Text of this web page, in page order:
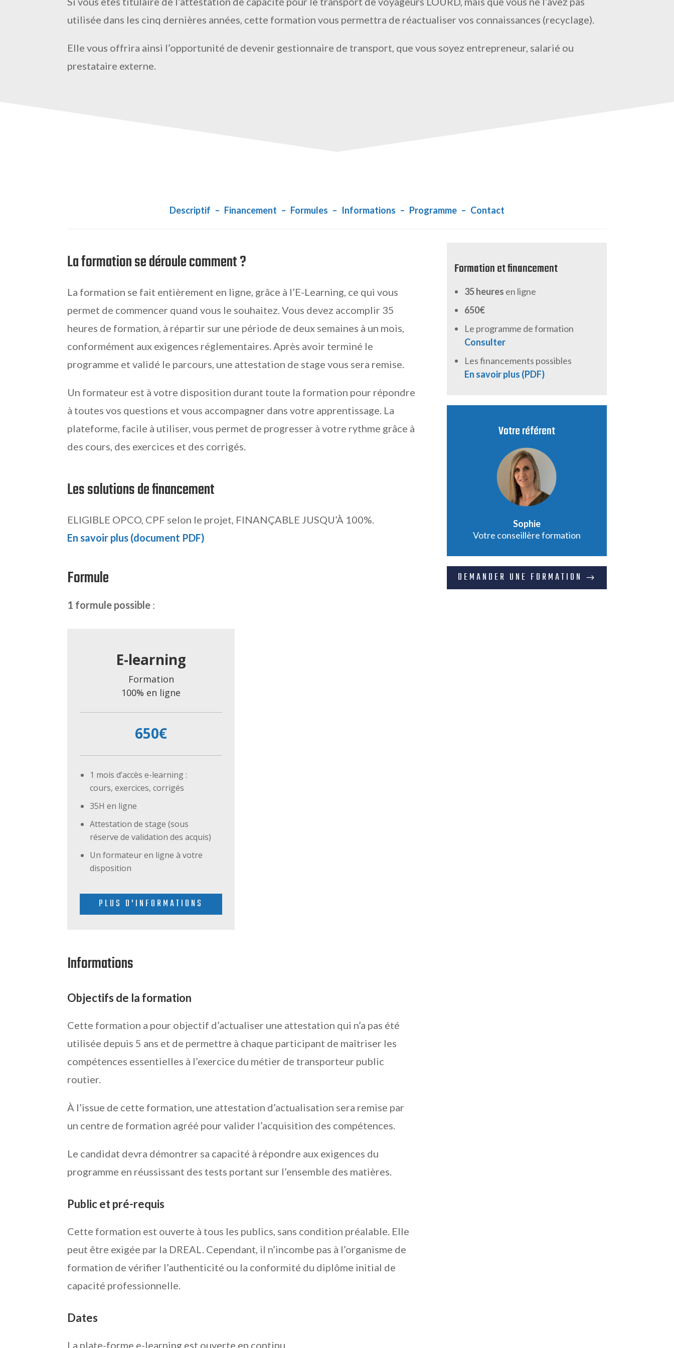
utilisée dans les cinq dernières années, cette formation vous permettra de réactualiser vos connaissances (recyclage).
Elle vous offrira ainsi l’opportunité de devenir gestionnaire de transport, que vous soyez entrepreneur, salarié ou
prestataire externe.
Descriptif – Financement – Formules – Informations – Programme – Contact
La formation se déroule comment ?
La formation se fait entièrement en ligne, grâce à l’E-Learning, ce qui vous
permet de commencer quand vous le souhaitez. Vous devez accomplir 35
heures de formation, à répartir sur une période de deux semaines à un mois,
conformément aux exigences réglementaires. Après avoir terminé le
programme et validé le parcours, une attestation de stage vous sera remise.
Un formateur est à votre disposition durant toute la formation pour répondre
à toutes vos questions et vous accompagner dans votre apprentissage. La
plateforme, facile à utiliser, vous permet de progresser à votre rythme grâce à
des cours, des exercices et des corrigés.
Les solutions de financement
ELIGIBLE OPCO, CPF selon le projet, FINANÇABLE JUSQU’À 100%.
En savoir plus (document PDF)
Formule
1 formule possible :
E-learning
Formation
100% en ligne
650€
1 mois d’accès e-learning :
cours, exercices, corrigés
35H en ligne
Attestation de stage (sous
réserve de validation des acquis)
Un formateur en ligne à votre
disposition
PLUS D'INFORMATIONS
Informations
Objectifs de la formation
Cette formation a pour objectif d’actualiser une attestation qui n’a pas été
utilisée depuis 5 ans et de permettre à chaque participant de maîtriser les
compétences essentielles à l’exercice du métier de transporteur public
routier.
À l’issue de cette formation, une attestation d’actualisation sera remise par
un centre de formation agréé pour valider l’acquisition des compétences.
Le candidat devra démontrer sa capacité à répondre aux exigences du
programme en réussissant des tests portant sur l’ensemble des matières.
Public et pré-requis
Cette formation est ouverte à tous les publics, sans condition préalable. Elle
peut être exigée par la DREAL. Cependant, il n’incombe pas à l’organisme de
formation de vérifier l’authenticité ou la conformité du diplôme initial de
capacité professionnelle.
Dates
La plate-forme e-learning est ouverte en continu.
Formation et financement
35 heures en ligne
650€
Le programme de formation
Consulter
Les financements possibles
En savoir plus (PDF)
Votre référent
Sophie
Votre conseillère formation
DEMANDER UNE FORMATION